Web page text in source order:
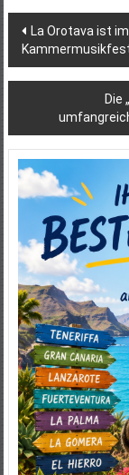
La Orotava ist
Die